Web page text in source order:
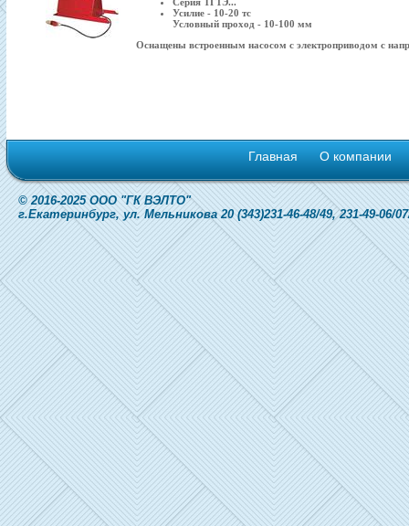
Усилие - 10-20 тс
Условный проход - 10-100 мм
Оснащены встроенным насосом с электроприводом с
Главная О компании
© 2016-2025 ООО "ГК ВЭЛТО"
г.Екатеринбург, ул. Мельникова 20 (343)231-46-48/49, 231-49-06/